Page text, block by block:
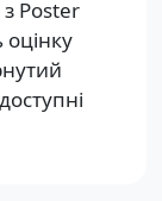
Poster